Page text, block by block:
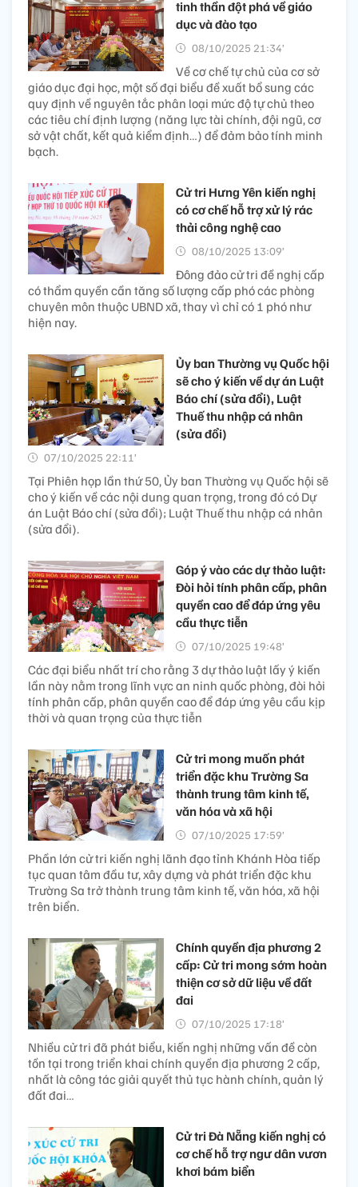
tinh thần đột phá về giáo
dục và đào tạo
08/10/2025 21:34’
Về cơ chế tự chủ của cơ sở
giáo dục đại học, một số đại biểu đề xuất bổ sung các
quy định về nguyên tắc phân loại mức độ tự chủ theo
các tiêu chí định lượng (năng lực tài chính, đội ngũ, cơ
sở vật chất, kết quả kiểm định…) để đảm bảo tính minh
bạch.
Cử tri Hưng Yên kiến nghị
có cơ chế hỗ trợ xử lý rác
thải công nghệ cao
08/10/2025 13:09’
Đông đảo cử tri đề nghị cấp
có thẩm quyền cần tăng số lượng cấp phó các phòng
chuyên môn thuộc UBND xã, thay vì chỉ có 1 phó như
hiện nay.
Ủy ban Thường vụ Quốc hội
sẽ cho ý kiến về dự án Luật
Báo chí (sửa đổi), Luật
Thuế thu nhập cá nhân
(sửa đổi)
07/10/2025 22:11’
Tại Phiên họp lần thứ 50, Ủy ban Thường vụ Quốc hội sẽ
cho ý kiến về các nội dung quan trọng, trong đó có Dự
án Luật Báo chí (sửa đổi); Luật Thuế thu nhập cá nhân
(sửa đổi).
Góp ý vào các dự thảo luật:
Đòi hỏi tính phân cấp, phân
quyền cao để đáp ứng yêu
cầu thực tiễn
07/10/2025 19:48’
Các đại biểu nhất trí cho rằng 3 dự thảo luật lấy ý kiến
lần này nằm trong lĩnh vực an ninh quốc phòng, đòi hỏi
tính phân cấp, phân quyền cao để đáp ứng yêu cầu kịp
thời và quan trọng của thực tiễn
Cử tri mong muốn phát
triển đặc khu Trường Sa
thành trung tâm kinh tế,
văn hóa và xã hội
07/10/2025 17:59’
Phần lớn cử tri kiến nghị lãnh đạo tỉnh Khánh Hòa tiếp
tục quan tâm đầu tư, xây dựng và phát triển đặc khu
Trường Sa trở thành trung tâm kinh tế, văn hóa, xã hội
trên biển.
Chính quyền địa phương 2
cấp: Cử tri mong sớm hoàn
thiện cơ sở dữ liệu về đất
đai
07/10/2025 17:18’
Nhiều cử tri đã phát biểu, kiến nghị những vấn đề còn
tồn tại trong triển khai chính quyền địa phương 2 cấp,
nhất là công tác giải quyết thủ tục hành chính, quản lý
đất đai…
Cử tri Đà Nẵng kiến nghị có
cơ chế hỗ trợ ngư dân vươn
khơi bám biển